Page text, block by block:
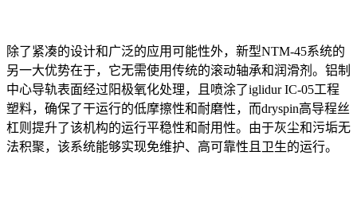
除了紧凑的设计和广泛的应用可能性外，新型NTM-45系统的
另一大优势在于，它无需使用传统的滚动轴承和润滑剂。铝制
中心导轨表面经过阳极氧化处理，且喷涂了iglidur IC-05工程
塑料，确保了干运行的低摩擦性和耐磨性，而dryspin高导程丝
杠则提升了该机构的运行平稳性和耐用性。由于灰尘和污垢无
法积聚，该系统能够实现免维护、高可靠性且卫生的运行。